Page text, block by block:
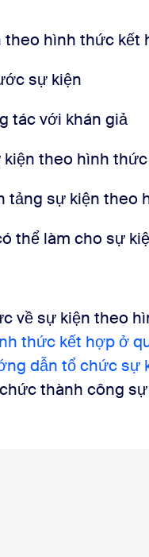
theo hình thức kết
sự kiện
tác với khán giả
theo hình
tảng sự kiện theo
thể làm cho sự
về sự kiện theo
thức kết hợp ở
dẫn tổ chức sự
thành công